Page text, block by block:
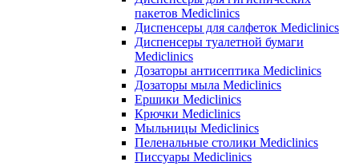
пакетов Mediclinics
Диспенсеры для салфеток Mediclinics
Диспенсеры туалетной бумаги
Mediclinics
Дозаторы антисептика Mediclinics
Дозаторы мыла Mediclinics
Ершики Mediclinics
Крючки Mediclinics
Мыльницы Mediclinics
Пеленальные столики Mediclinics
Писсуары Mediclinics